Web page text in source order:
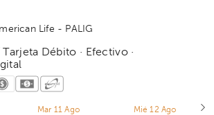
Life - PALIG
Débito · Efectivo ·
Mar 11 Ago
Mié 12 Ago